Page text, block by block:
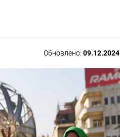
Обновлено:09.12.2024